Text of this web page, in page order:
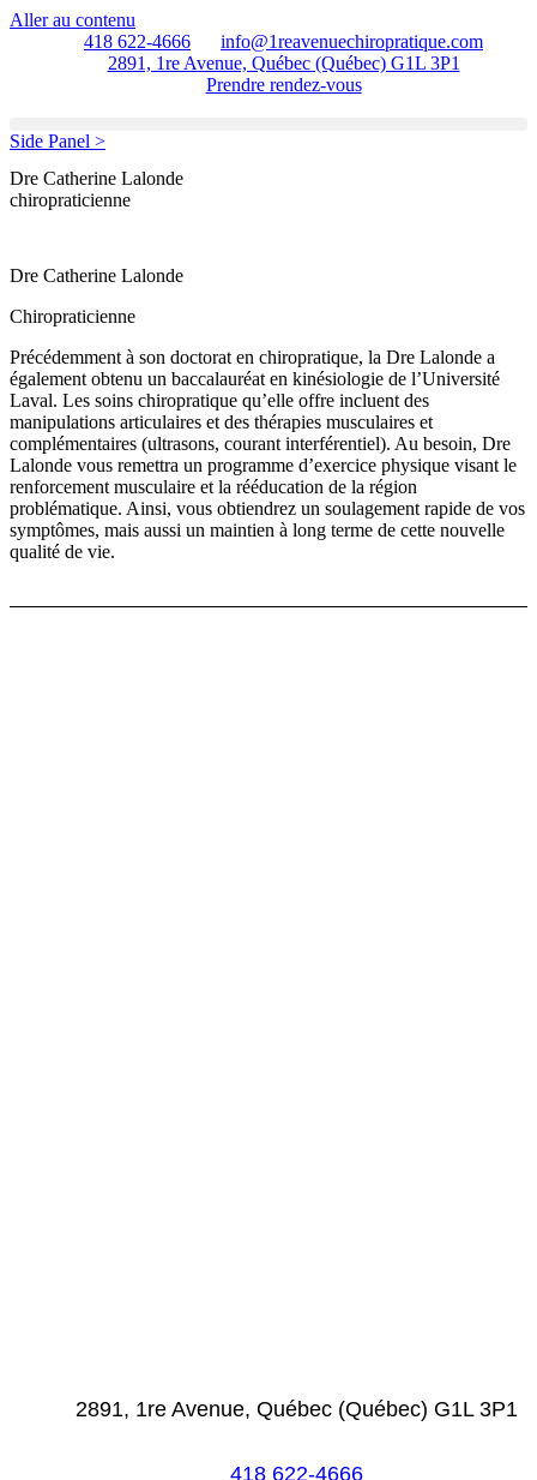
Aller au contenu
418 622-4666
info@1reavenuechiropratique.com
2891, 1re Avenue, Québec (Québec) G1L 3P1
Prendre rendez-vous
Side Panel >
Dre Catherine Lalonde
chiropraticienne
Dre Catherine Lalonde
Chiropraticienne
Précédemment à son doctorat en chiropratique, la Dre Lalonde a
également obtenu un baccalauréat en kinésiologie de l’Université
Laval. Les soins chiropratique qu’elle offre incluent des
manipulations articulaires et des thérapies musculaires et
complémentaires (ultrasons, courant interférentiel). Au besoin, Dre
Lalonde vous remettra un programme d’exercice physique visant le
renforcement musculaire et la rééducation de la région
problématique. Ainsi, vous obtiendrez un soulagement rapide de vos
symptômes, mais aussi un maintien à long terme de cette nouvelle
qualité de vie.
2891, 1re Avenue, Québec (Québec) G1L 3P1
418 622-4666